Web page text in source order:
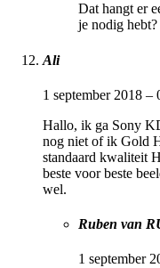
Dat hangt er
je nodig hebt?
Ali
1 september 2018 –
Hallo, ik ga Sony
nog niet of ik Gold
standaard kwaliteit
beste voor beste
wel.
Ruben van
1 september